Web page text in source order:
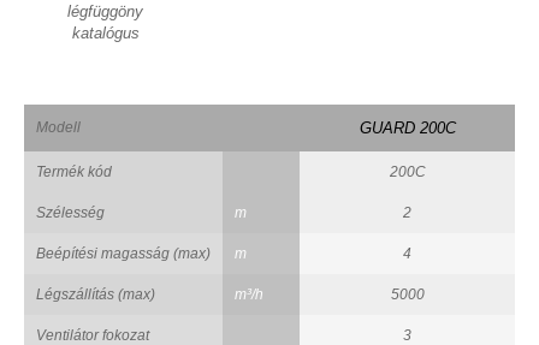
légfüggöny
katalógus
Modell GUARD 200C
Termék kód 200C
Szélesség m 2
Beépítési magasság (max) m 4
Légszállítás (max) m³/h 5000
Ventilátor fokozat 3